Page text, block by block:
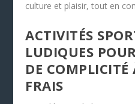
culture et plaisir, tout en
ACTIVITÉS
LUDIQUES
DE
FRAIS